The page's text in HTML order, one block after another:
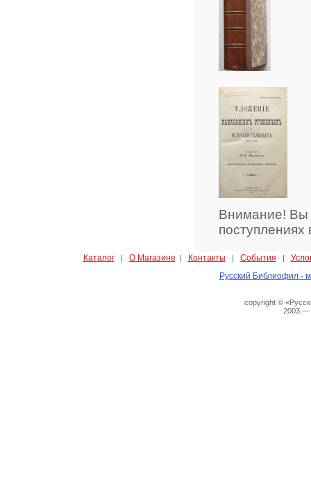
Внимание! Вы
Каталог| О Магазине | Контакты | События |
Русский Библиофил -
copyright ©
2003 —